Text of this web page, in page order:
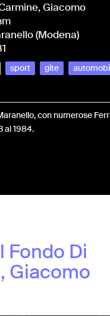
Giacomo
(Modena)
sport gite
con numerose
al 1984.
Fondo Di
Giacomo